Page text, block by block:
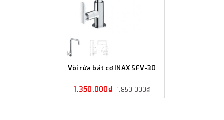
Vòi rửa bát cơ INAX SFV-30
1.350.000₫ 1.850.000₫